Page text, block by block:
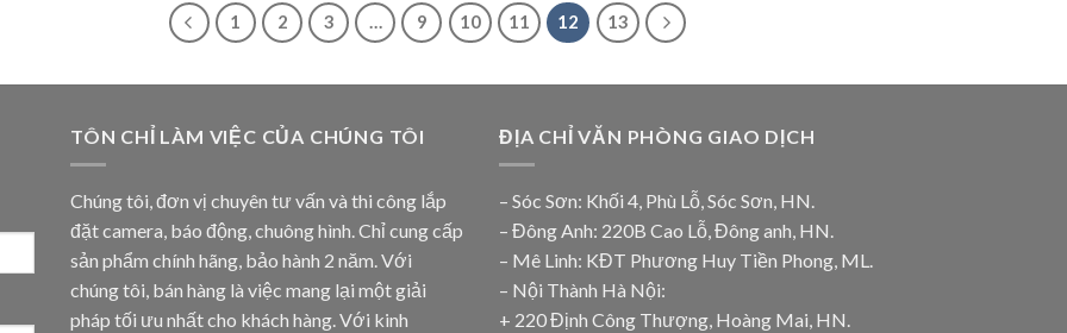
1 2 3 … 9 10 11 12 13
TÔN CHỈ LÀM VIỆC CỦA CHÚNG TÔI
Chúng tôi, đơn vị chuyên tư vấn và thi công lắp
đặt camera, báo động, chuông hình. Chỉ cung cấp
sản phẩm chính hãng, bảo hành 2 năm. Với
chúng tôi, bán hàng là việc mang lại một giải
pháp tối ưu nhất cho khách hàng. Với kinh
ĐỊA CHỈ VĂN PHÒNG GIAO DỊCH
– Sóc Sơn: Khối 4, Phù Lỗ, Sóc Sơn, HN.
– Đông Anh: 220B Cao Lỗ, Đông anh, HN.
– Mê Linh: KĐT Phương Huy Tiền Phong, ML.
– Nội Thành Hà Nội:
+ 220 Định Công Thượng, Hoàng Mai, HN.